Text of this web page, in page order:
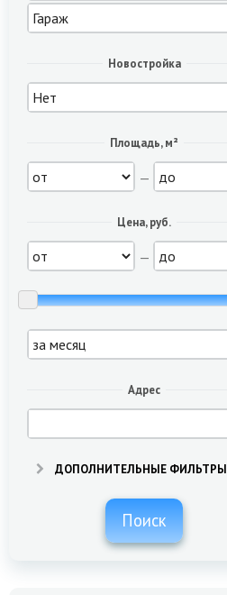
Новостройка
Площадь, м²
—
Цена, руб.
—
Адрес
ДОПОЛНИТЕЛЬНЫЕ ФИЛЬТРЫ
Поиск